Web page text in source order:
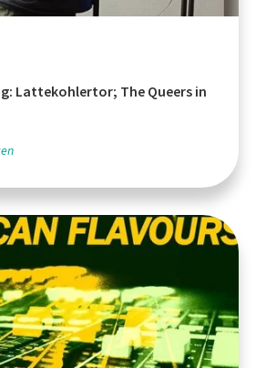
Lattekohlertor; The Queers in